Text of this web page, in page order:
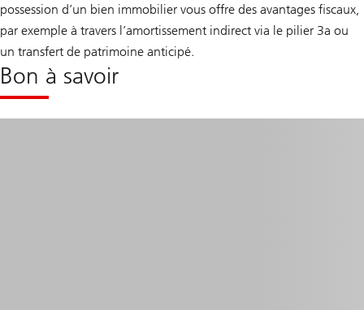
possession d’un bien immobilier vous offre des avantages fiscaux,
par exemple à travers l’amortissement indirect via le pilier 3a ou
un transfert de patrimoine anticipé.
Bon à savoir